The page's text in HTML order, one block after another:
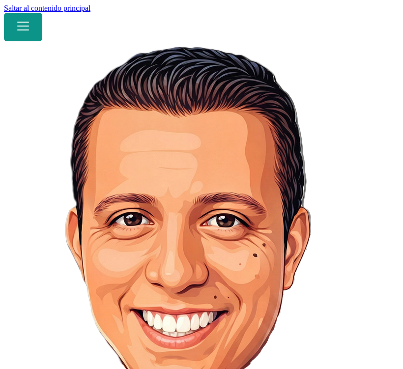
Saltar al contenido principal